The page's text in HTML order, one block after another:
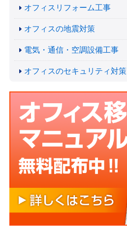
オフィスリフォーム工事
オフィスの地震対策
電気・通信・空調設備工事
オフィスのセキュリティ対策